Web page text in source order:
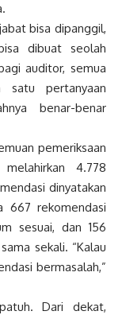
bisa dipanggil,
dibuat seolah
auditor, semua
pertanyaan
benar-benar
pemeriksaan
4.778
dinyatakan
667 rekomendasi
sesuai, dan 156
sekali. “Kalau
bermasalah,”
Dari dekat,